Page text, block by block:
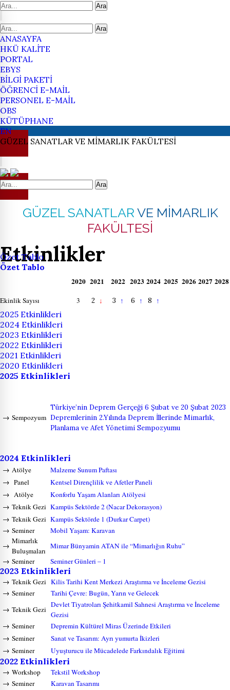
Ara
Ara
ANASAYFA
HKÜ KALİTE
PORTAL
EBYS
BİLGİ PAKETİ
ÖĞRENCİ E-MAİL
PERSONEL E-MAİL
OBS
KÜTÜPHANE
EN
GÜZEL SANATLAR VE MİMARLIK FAKÜLTESİ
Ara
GÜZEL SANATLAR VE MİMARLIK
FAKÜLTESİ
Etkinlikler
Özet Tablo
Özet Tablo
2020 2021 2022 2023 2024 2025 2026 2027 2028
Ekinlik Sayısı 3 2 ↓ 3 ↑ 6 ↑ 8 ↑
2025 Etkinlikleri
2024 Etkinlikleri
2023 Etkinlikleri
2022 Etkinlikleri
2021 Etkinlikleri
2020 Etkinlikleri
2025 Etkinlikleri
→ Sempozyum
Türkiye’nin Deprem Gerçeği 6 Şubat ve 20 Şubat 2023
Depremlerinin 2.Yılında Deprem İllerinde Mimarlık,
Planlama ve Afet Yönetimi Sempozyumu
2024 Etkinlikleri
→ Atölye
Malzeme Sunum Paftası
→ Panel
Kentsel Dirençlilik ve Afetler Paneli
→ Atölye
Konforlu Yaşam Alanları Atölyesi
→ Teknik Gezi Kampüs Sektörde 2 (Nacar Dekorasyon)
→ Teknik Gezi Kampüs Sektörde 1 (Durkar Carpet)
→ Seminer
Mobil Yaşam: Karavan
→
Mimarlık
Buluşmaları
Mimar Bünyamin ATAN ile “Mimarlığın Ruhu”
→ Seminer Seminer Günleri – 1
2023 Etkinlikleri
→ Teknik Gezi Kilis Tarihi Kent Merkezi Araştırma ve İnceleme Gezisi
→ Seminer
Tarihi Çevre: Bugün, Yarın ve Gelecek
→ Teknik Gezi
Devlet Tiyatroları Şehitkamil Sahnesi Araştırma ve İnceleme
Gezisi
→ Seminer
Depremin Kültürel Miras Üzerinde Etkileri
→ Seminer
Sanat ve Tasarım: Ayrı yumurta İkizleri
→ Seminer Uyuşturucu ile Mücadelede Farkındalık Eğitimi
2022 Etkinlikleri
→ Workshop
Tekstil Workshop
→ Seminer Karavan Tasarımı